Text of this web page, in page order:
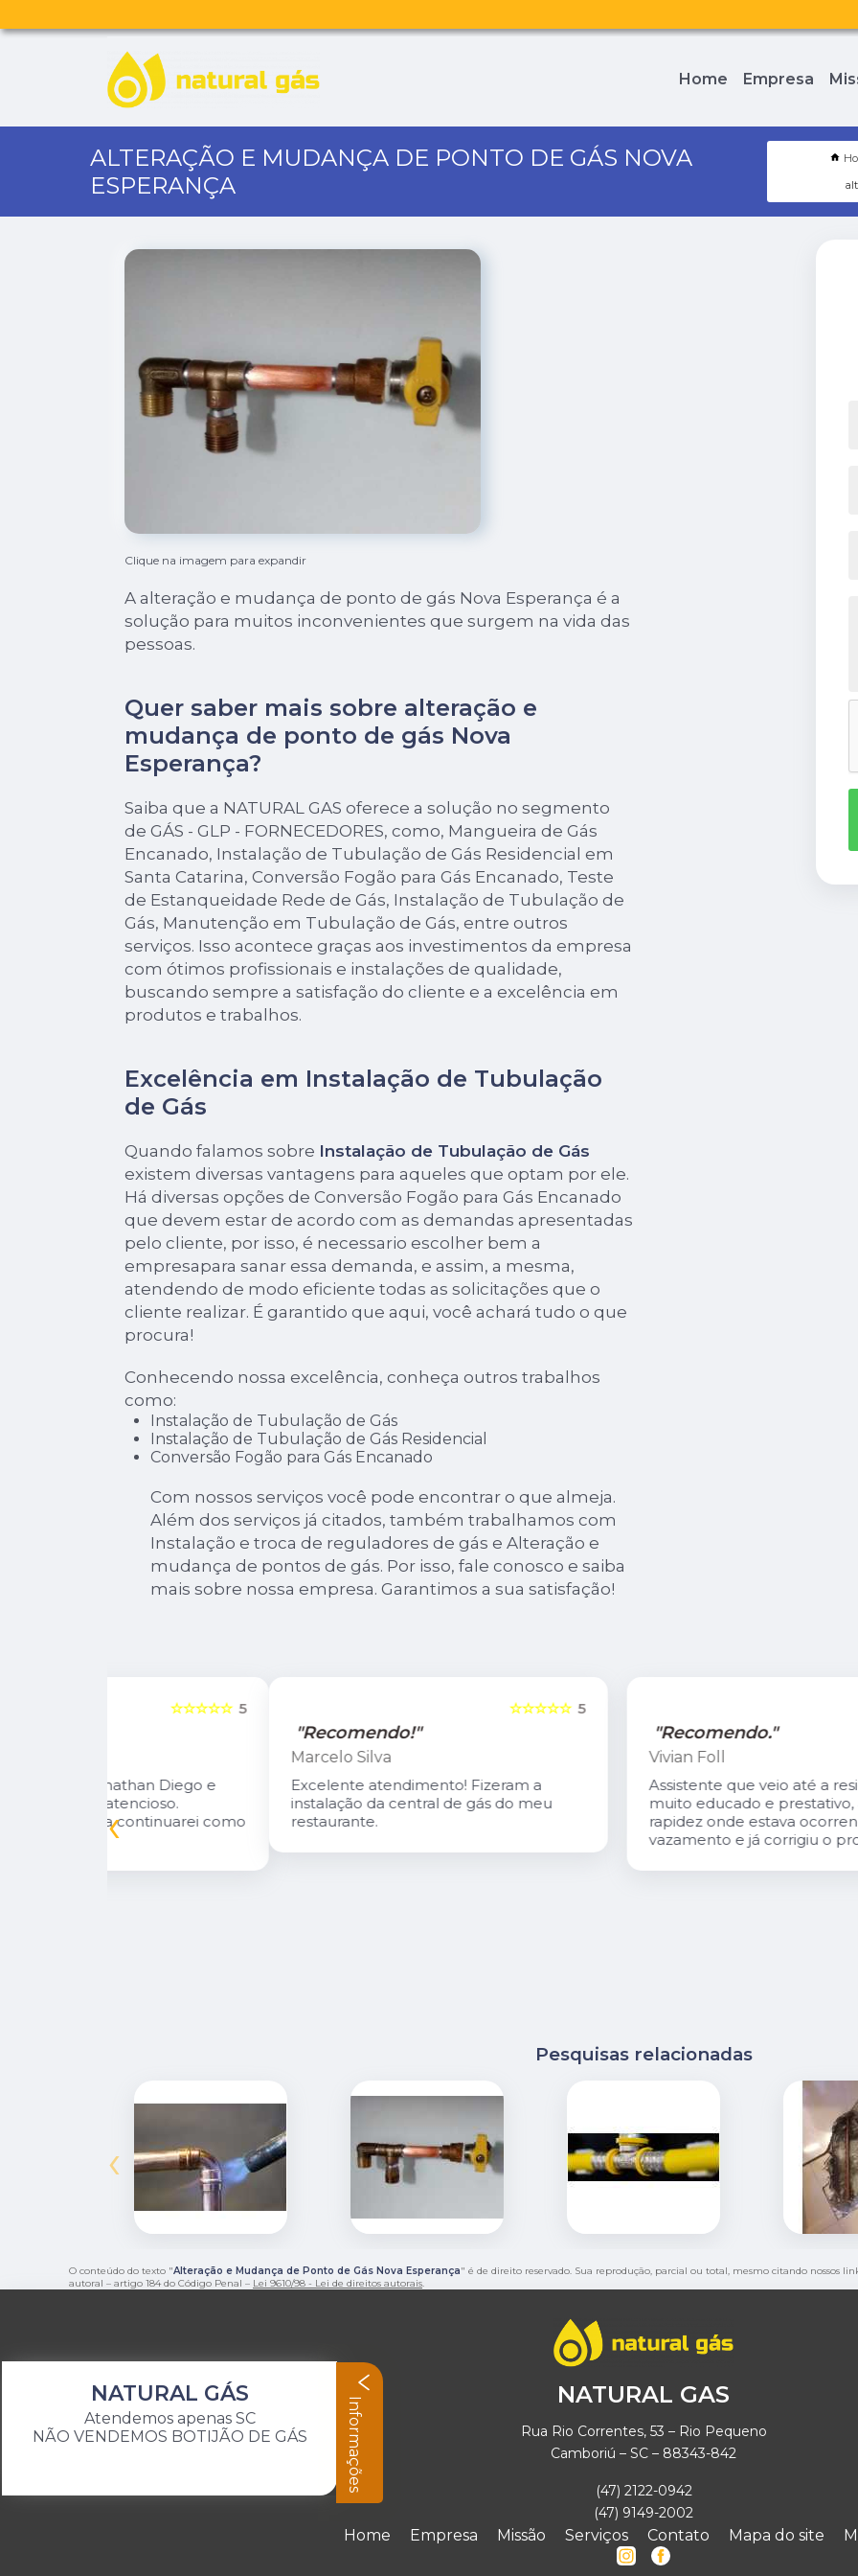
Home Empresa
ALTERAÇÃO E MUDANÇA DE PONTO DE GÁS NOVA
ESPERANÇA
Clique na imagem para expandir
A alteração e mudança de ponto de gás Nova Esperança é a
solução para muitos inconvenientes que surgem na vida das
pessoas.
Quer saber mais sobre alteração e
mudança de ponto de gás Nova
Esperança?
Saiba que a NATURAL GAS oferece a solução no segmento
de GÁS - GLP - FORNECEDORES, como, Mangueira de Gás
Encanado, Instalação de Tubulação de Gás Residencial em
Santa Catarina, Conversão Fogão para Gás Encanado, Teste
de Estanqueidade Rede de Gás, Instalação de Tubulação de
Gás, Manutenção em Tubulação de Gás, entre outros
serviços. Isso acontece graças aos investimentos da empresa
com ótimos profissionais e instalações de qualidade,
buscando sempre a satisfação do cliente e a excelência em
produtos e trabalhos.
Excelência em Instalação de Tubulação
de Gás
Quando falamos sobre Instalação de Tubulação de Gás
existem diversas vantagens para aqueles que optam por ele.
Há diversas opções de Conversão Fogão para Gás Encanado
que devem estar de acordo com as demandas apresentadas
pelo cliente, por isso, é necessario escolher bem a
empresapara sanar essa demanda, e assim, a mesma,
atendendo de modo eficiente todas as solicitações que o
cliente realizar. É garantido que aqui, você achará tudo o que
procura!
Conhecendo nossa excelência, conheça outros trabalhos
como:
Instalação de Tubulação de Gás
Instalação de Tubulação de Gás Residencial
Conversão Fogão para Gás Encanado
Com nossos serviços você pode encontrar o que almeja.
Além dos serviços já citados, também trabalhamos com
Instalação e troca de reguladores de gás e Alteração e
mudança de pontos de gás. Por isso, fale conosco e saiba
mais sobre nossa empresa. Garantimos a sua satisfação!
Excelente atendimento! Fizeram a
instalação da central de gás do meu
restaurante.
Assistente que veio até a residência
muito educado e prestativo, achou com
rapidez onde estava ocorrendo o
vazamento e já corrigiu o problema.
‹
Pesquisas relacionadas
‹
O conteúdo do texto "Alteração e Mudança de Ponto de Gás Nova Esperança" é de direito reservado. Sua reprodução, parcial ou total, mesmo citando nossos
autoral – artigo 184 do Código Penal – Lei 9610/98 - Lei de direitos autorais.
NATURAL GAS
Rua Rio Correntes, 53 – Rio Pequeno
Camboriú – SC – 88343-842
(47) 2122-0942
(47) 9149-2002
Home Empresa Missão Serviços Contato Mapa do site
NATURAL GÁS
Atendemos apenas SC
NÃO VENDEMOS BOTIJÃO DE GÁS
Informações